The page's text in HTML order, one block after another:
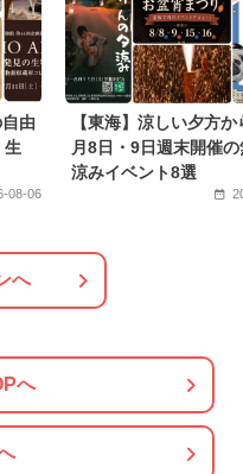
由
生
08-06
【東海】涼しい夕方か
月8日・9日週末開催
涼みイベント8選
へ
へ